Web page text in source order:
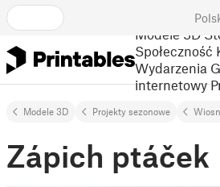
Modele 3D
Społeczność
Wydarzenia
internetowy
Modele 3D Projekty sezonowe
Zápich ptáček